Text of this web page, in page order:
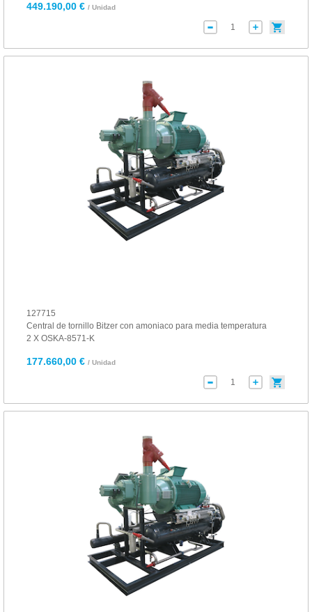
449.190,00 € / Unidad
127715
Central de tornillo Bitzer con amoniaco para media temperatura
2 X OSKA-8571-K
177.660,00 € / Unidad